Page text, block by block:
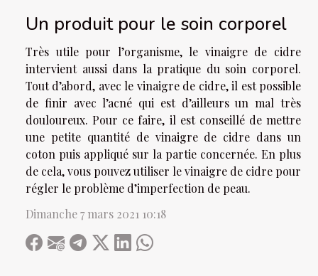
Un produit pour le soin corporel
Très utile pour l’organisme, le vinaigre de cidre
intervient aussi dans la pratique du soin corporel.
Tout d’abord, avec le vinaigre de cidre, il est possible
de finir avec l’acné qui est d’ailleurs un mal très
douloureux. Pour ce faire, il est conseillé de mettre
une petite quantité de vinaigre de cidre dans un
coton puis appliqué sur la partie concernée. En plus
de cela, vous pouvez utiliser le vinaigre de cidre pour
régler le problème d’imperfection de peau.
Dimanche 7 mars 2021 10:18